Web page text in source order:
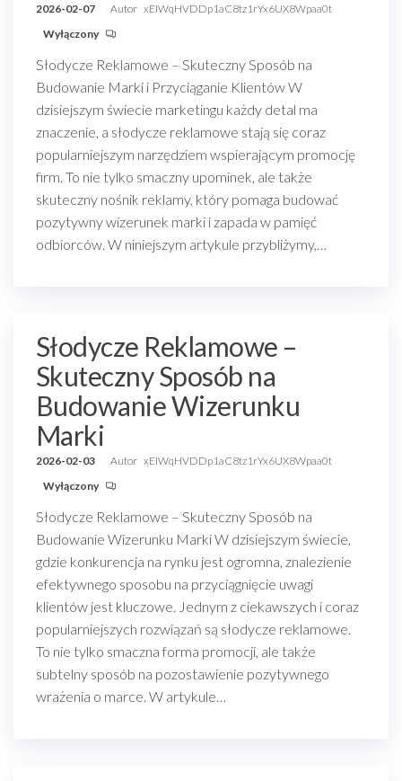
2026-02-07 Autor xEIWqHVDDp1aC8tz1rYx6UX8Wpaa0t
Wyłączony
Słodycze Reklamowe – Skuteczny Sposób na
Budowanie Marki i Przyciąganie Klientów W
dzisiejszym świecie marketingu każdy detal ma
znaczenie, a słodycze reklamowe stają się coraz
popularniejszym narzędziem wspierającym promocję
firm. To nie tylko smaczny upominek, ale także
skuteczny nośnik reklamy, który pomaga budować
pozytywny wizerunek marki i zapada w pamięć
odbiorców. W niniejszym artykule przybliżymy,…
Słodycze Reklamowe –
Skuteczny Sposób na
Budowanie Wizerunku
Marki
2026-02-03 Autor xEIWqHVDDp1aC8tz1rYx6UX8Wpaa0t
Wyłączony
Słodycze Reklamowe – Skuteczny Sposób na
Budowanie Wizerunku Marki W dzisiejszym świecie,
gdzie konkurencja na rynku jest ogromna, znalezienie
efektywnego sposobu na przyciągnięcie uwagi
klientów jest kluczowe. Jednym z ciekawszych i coraz
popularniejszych rozwiązań są słodycze reklamowe.
To nie tylko smaczna forma promocji, ale także
subtelny sposób na pozostawienie pozytywnego
wrażenia o marce. W artykule…